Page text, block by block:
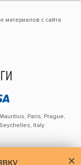
с сайта
Paris, Prague,
Italy